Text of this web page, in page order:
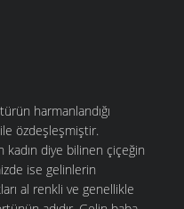
harmanlandığı
özdeşleşmiştir.
kadın diye bilinen çiçeğin
ise gelinlerin
al renkli ve genellikle